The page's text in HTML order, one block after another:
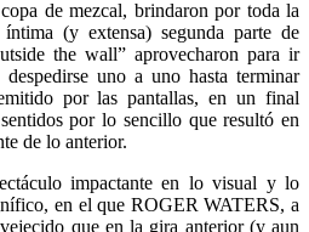
de mezcal, brindaron por toda la
(y extensa) segunda parte de
the wall” aprovecharon para ir
uno a uno hasta terminar
por las pantallas, en un final
por lo sencillo que resultó en
de lo anterior.
impactante en lo visual y lo
en el que ROGER WATERS, a
que en la gira anterior (y aun